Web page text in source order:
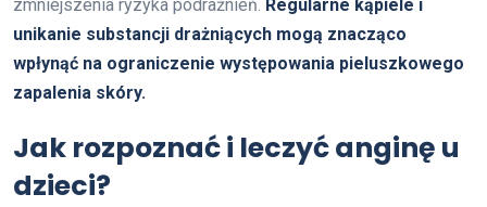
zmniejszenia ryzyka podrażnień. Regularne kąpiele i
unikanie substancji drażniących mogą znacząco
wpłynąć na ograniczenie występowania pieluszkowego
zapalenia skóry.
Jak rozpoznać i leczyć anginę u
dzieci?